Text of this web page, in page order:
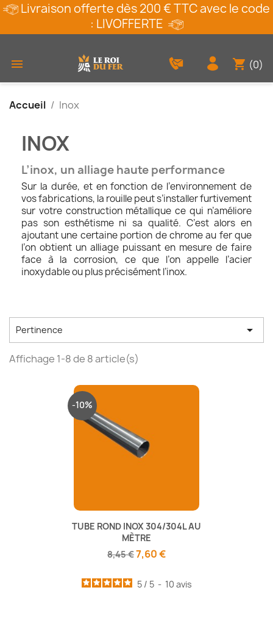
Livraison offerte dès 200 € TTC avec le code
: LIVOFFERTE
 shopping_cart (0)
Accueil Inox
INOX
L’inox, un alliage haute performance
Sur la durée, et en fonction de l’environnement de
vos fabrications, la rouille peut s’installer furtivement
sur votre construction métallique ce qui n’améliore
pas son esthétisme ni sa qualité. C’est alors en
ajoutant une certaine portion de chrome au fer que
l’on obtient un alliage puissant en mesure de faire
face à la corrosion, ce que l’on appelle l’acier
inoxydable ou plus précisément l’inox.
Pertinence 
Affichage 1-8 de 8 article(s)
TUBE ROND INOX 304/304L AU
MÈTRE
8,45 €7,60 €
5 / 5 - 10 avis
-10%